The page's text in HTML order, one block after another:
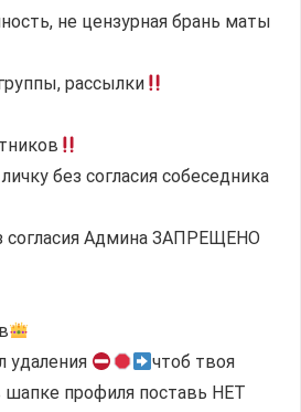
не цензурная брань маты
рассылки
без согласия собеседника
согласия Админа ЗАПРЕЩЕНО
удаления
чтоб твоя
шапке профиля поставь НЕТ